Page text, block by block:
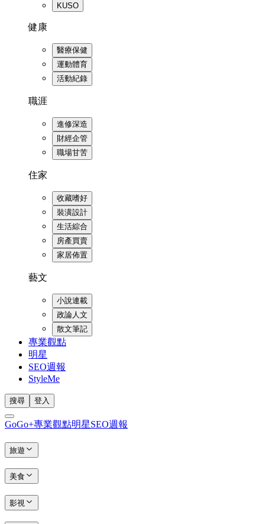
KUSO
健康
醫療保健
運動體育
活動紀錄
職涯
進修深造
財經企管
職場甘苦
住家
收藏嗜好
裝潢設計
生活綜合
房產買賣
家居佈置
藝文
小說連載
政論人文
散文筆記
專業觀點
明星
SEO週報
StyleMe
搜尋 登入
GoGo+專業觀點明星SEO週報
旅遊
美食
影視